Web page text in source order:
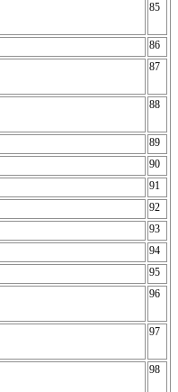
85
86
87
88
89
90
91
92
93
94
95
96
97
98